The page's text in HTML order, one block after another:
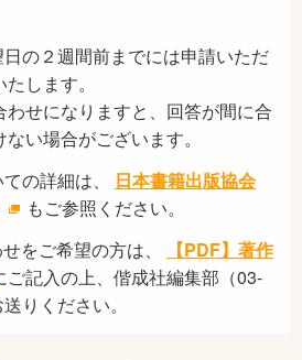
の２週間前までには申請いただ
します。
わせになりますと、回答が間に合
い場合がございます。
の詳細は、 日本書籍出版協会
もご参照ください。
をご希望の方は、
【PDF】著作
ご記入の上、偕成社編集部（03-
りください。